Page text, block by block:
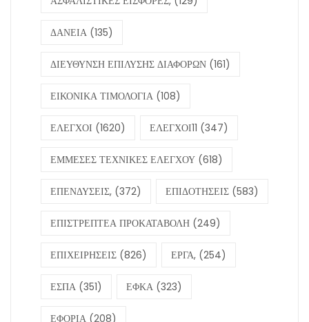
ΔΑΝΕΙΑ (135)
ΔΙΕΥΘΥΝΣΗ ΕΠΙΛΥΣΗΣ ΔΙΑΦΟΡΩΝ (161)
ΕΙΚΟΝΙΚΑ ΤΙΜΟΛΟΓΙΑ (108)
ΕΛΕΓΧΟΙ (1620) ΕΛΕΓΧΟΙ11 (347)
ΕΜΜΕΣΕΣ ΤΕΧΝΙΚΕΣ ΕΛΕΓΧΟΥ (618)
ΕΠΕΝΔΥΣΕΙΣ, (372) ΕΠΙΔΟΤΗΣΕΙΣ (583)
ΕΠΙΣΤΡΕΠΤΕΑ ΠΡΟΚΑΤΑΒΟΛΗ (249)
ΕΠΙΧΕΙΡΗΣΕΙΣ (826) ΕΡΓΑ, (254)
ΕΣΠΑ (351) ΕΦΚΑ (323)
ΕΦΟΡΙΑ (208)